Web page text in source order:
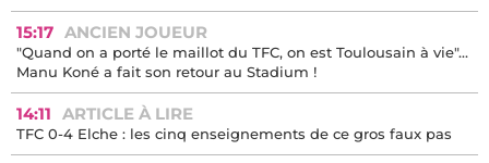
15:17 ANCIEN JOUEUR
"Quand on a porté le maillot du TFC, on est Toulousain à vie"...
Manu Koné a fait son retour au Stadium !
14:11 ARTICLE À LIRE
TFC 0-4 Elche : les cinq enseignements de ce gros faux pas